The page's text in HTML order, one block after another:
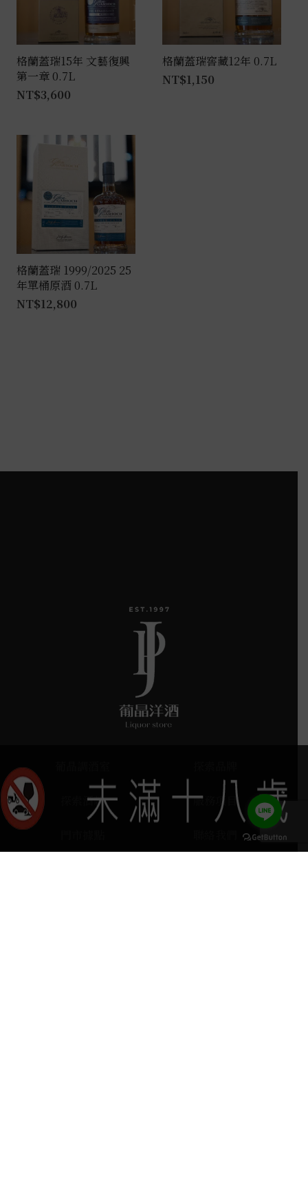
格蘭蓋瑞15年 文藝復興
第一章 0.7L
NT$3,600
格蘭蓋瑞窖藏12年 0.7L
NT$1,150
格蘭蓋瑞 1999/2025 25
年單桶原酒 0.7L
NT$12,800
探索酒款 服務項目